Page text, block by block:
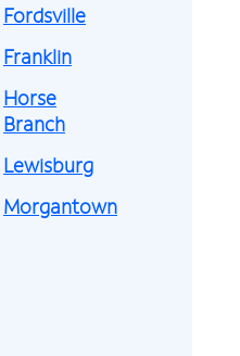
Fordsville
Franklin
Horse
Branch
Lewisburg
Morgantown